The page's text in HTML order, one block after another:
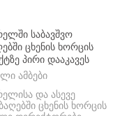
საბავშვო
ცხენის ხორცის
პირი დააკავეს
ამბები
და ასევე
ცხენის ხორცის